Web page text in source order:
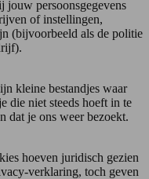
jouw persoonsgegevens
of instellingen,
(bijvoorbeeld als de politie
kleine bestandjes waar
die niet steeds hoeft in te
dat je ons weer bezoekt.
hoeven juridisch gezien
verklaring, toch geven